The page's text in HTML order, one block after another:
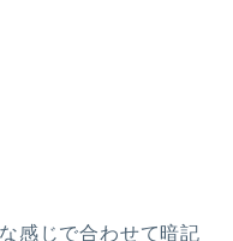
感じで合わせて暗記